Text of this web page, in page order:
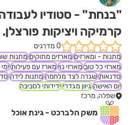
ומארזים לחג0 מדרגים
מתנות - ומארזים מארזים מתוקים מתנות
מארזי כל טוב מארזי נוי מארז עם פעילות
סדנאות שגרה לצד מלחמה מתנות לידה
יום האישה גיוון מגדרי ידידותי לסביבה
שפלה, מרכז
משק הלברכט - גינת אוכל